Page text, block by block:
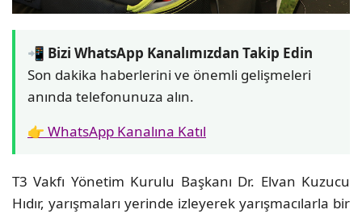
📲 Bizi WhatsApp Kanalımızdan Takip Edin
Son dakika haberlerini ve önemli gelişmeleri
anında telefonunuza alın.
👉 WhatsApp Kanalına Katıl
T3 Vakfı Yönetim Kurulu Başkanı Dr. Elvan Kuzucu
Hıdır, yarışmaları yerinde izleyerek yarışmacılarla bir